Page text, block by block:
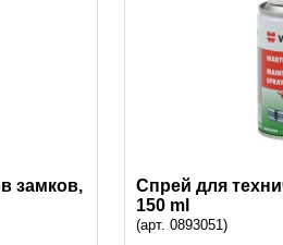
замков,
Спрей для
150 ml
(арт. 0893051)